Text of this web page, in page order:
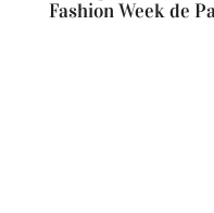
Fashion Week de